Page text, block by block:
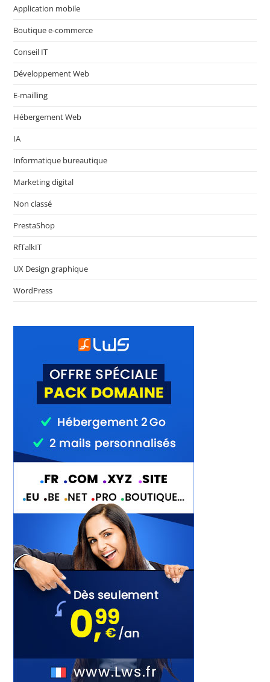
Application mobile
Boutique e-commerce
Conseil IT
Développement Web
E-mailling
Hébergement Web
IA
Informatique bureautique
Marketing digital
Non classé
PrestaShop
RfTalkIT
UX Design graphique
WordPress